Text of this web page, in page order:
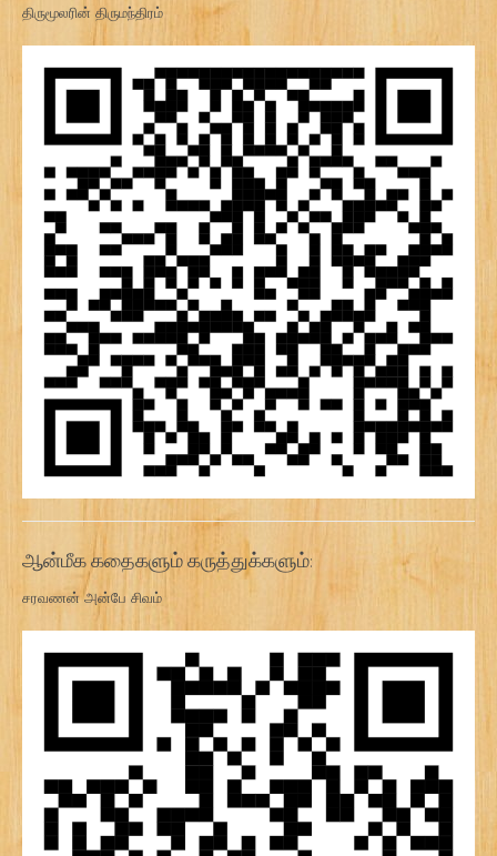
திருமூலரின் திருமந்திரம்
ஆன்மீக கதைகளும் கருத்துக்களும்:
சரவணன் அன்பே சிவம்